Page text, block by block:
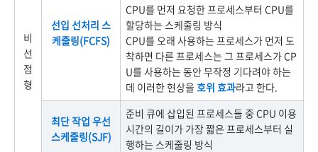
비
선
점
형
선입 선처리 스
케줄링(FCFS)
CPU를 먼저 요청한 프로세스부터 CPU를
할당하는 스케줄링 방식
CPU를 오래 사용하는 프로세스가 먼저 도
착하면 다른 프로세스는 그 프로세스가 CP
U를 사용하는 동안 무작정 기다려야 하는
데 이러한 현상을 호위 효과라고 한다.
최단 작업 우선
스케줄링(SJF)
준비 큐에 삽입된 프로세스들 중 CPU 이용
시간의 길이가 가장 짧은 프로세스부터 실
행하는 스케줄링 방식